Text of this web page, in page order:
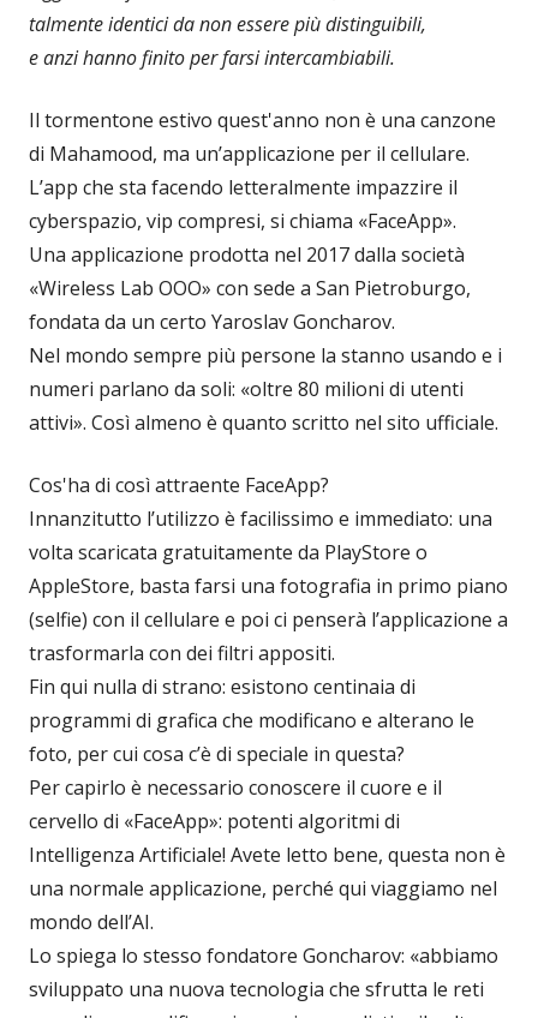
talmente identici da non essere più distinguibili,
e anzi hanno finito per farsi intercambiabili.
Il tormentone estivo quest'anno non è una canzone
di Mahamood, ma un’applicazione per il cellulare.
L’app che sta facendo letteralmente impazzire il
cyberspazio, vip compresi, si chiama «FaceApp».
Una applicazione prodotta nel 2017 dalla società
«Wireless Lab OOO» con sede a San Pietroburgo,
fondata da un certo Yaroslav Goncharov.
Nel mondo sempre più persone la stanno usando e i
numeri parlano da soli: «oltre 80 milioni di utenti
attivi». Così almeno è quanto scritto nel sito ufficiale.
Cos'ha di così attraente FaceApp?
Innanzitutto l’utilizzo è facilissimo e immediato: una
volta scaricata gratuitamente da PlayStore o
AppleStore, basta farsi una fotografia in primo piano
(selfie) con il cellulare e poi ci penserà l’applicazione a
trasformarla con dei filtri appositi.
Fin qui nulla di strano: esistono centinaia di
programmi di grafica che modificano e alterano le
foto, per cui cosa c’è di speciale in questa?
Per capirlo è necessario conoscere il cuore e il
cervello di «FaceApp»: potenti algoritmi di
Intelligenza Artificiale! Avete letto bene, questa non è
una normale applicazione, perché qui viaggiamo nel
mondo dell’AI.
Lo spiega lo stesso fondatore Goncharov: «abbiamo
sviluppato una nuova tecnologia che sfrutta le reti